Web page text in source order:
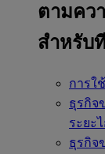
ตามคว
สำหรับ
การใ
ธุรกิจ
ระยะ
ธุรกิจ